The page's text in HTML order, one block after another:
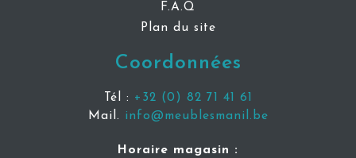
F.A.Q
Plan du site
Coordonnées
Tél : +32 (0) 82 71 41 61
Mail. info@meublesmanil.be
Horaire magasin :